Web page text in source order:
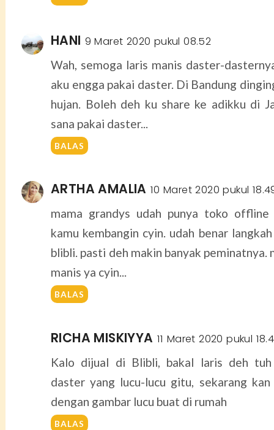
HANI 9 Maret 2020 pukul 08.52
Wah, semoga laris manis daster-
aku engga pakai daster. Di Bandung
hujan. Boleh deh ku share ke adikku di
sana pakai daster...
BALAS
ARTHA AMALIA 10 Maret 2020 pukul
mama grandys udah punya toko
kamu kembangin cyin. udah benar
blibli. pasti deh makin banyak peminatnya.
manis ya cyin...
BALAS
RICHA MISKIYYA 11 Maret 2020 pukul
Kalo dijual di Blibli, bakal laris deh tuh
daster yang lucu-lucu gitu, sekarang
dengan gambar lucu buat di rumah
BALAS